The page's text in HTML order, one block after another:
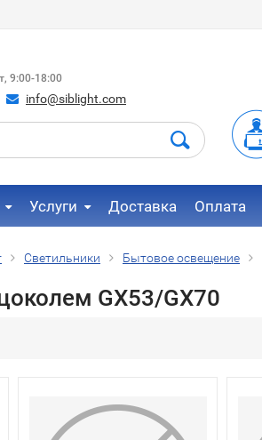
9:00-18:00
info@siblight.com
Услуги Доставка Оплата
Светильники Бытовое освещение
GX53/GX70